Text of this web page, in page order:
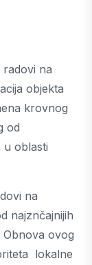
na
objekta
krovnog
od
u oblasti
na
najznčajnijih
ovog
lokalne